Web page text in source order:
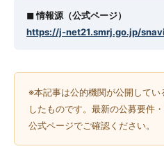
◼︎ 情報源（公式ページ）
https://j-net21.smrj.go.jp/
※本記事は公的機関が公開して
したものです。最新の公募要件
公式ページでご確認ください。